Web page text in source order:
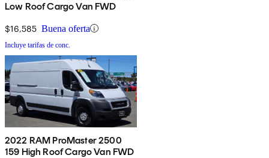
Low Roof Cargo Van FWD
$16,585 Buena oferta
Incluye tarifas de conc.
2022 RAM ProMaster 2500
159 High Roof Cargo Van FWD